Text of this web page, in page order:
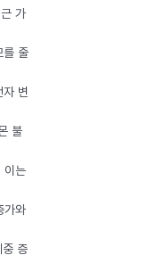
가
를 줄
변
불
이는
가와
중 증